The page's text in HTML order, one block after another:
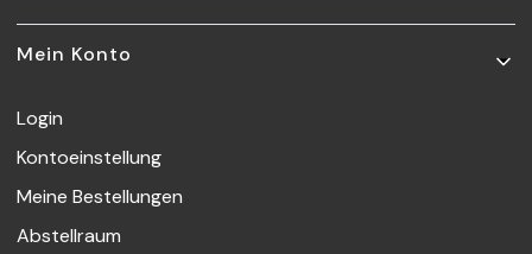
Mein Konto
Login
Kontoeinstellung
Meine Bestellungen
Abstellraum